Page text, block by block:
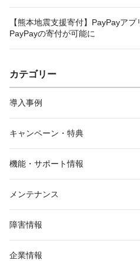
【熊本地震支援寄付】PayPayアプ
PayPayの寄付が可能に
カテゴリー
導入事例
キャンペーン・特典
機能・サポート情報
メンテナンス
障害情報
企業情報